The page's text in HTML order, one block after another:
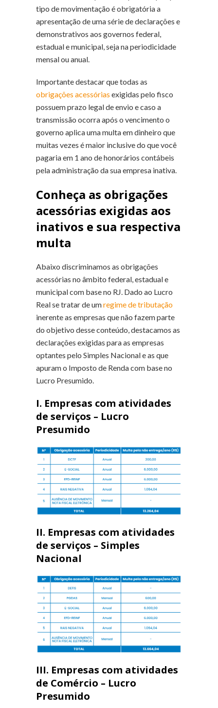
tipo de movimentação é obrigatória a
apresentação de uma série de declarações e
demonstrativos aos governos federal,
estadual e municipal, seja na periodicidade
mensal ou anual.
Importante destacar que todas as
obrigações acessórias exigidas pelo fisco
possuem prazo legal de envio e caso a
transmissão ocorra após o vencimento o
governo aplica uma multa em dinheiro que
muitas vezes é maior inclusive do que você
pagaria em 1 ano de honorários contábeis
pela administração da sua empresa inativa.
Conheça as obrigações
acessórias exigidas aos
inativos e sua respectiva
multa
Abaixo discriminamos as obrigações
acessórias no âmbito federal, estadual e
municipal com base no RJ. Dado ao Lucro
Real se tratar de umregime de tributação
inerente as empresas que não fazem parte
do objetivo desse conteúdo, destacamos as
declarações exigidas para as empresas
optantes pelo Simples Nacional e as que
apuram o Imposto de Renda com base no
Lucro Presumido.
I. Empresas com atividades
de serviços – Lucro
Presumido
II. Empresas com atividades
de serviços – Simples
Nacional
III. Empresas com atividades
de Comércio – Lucro
Presumido